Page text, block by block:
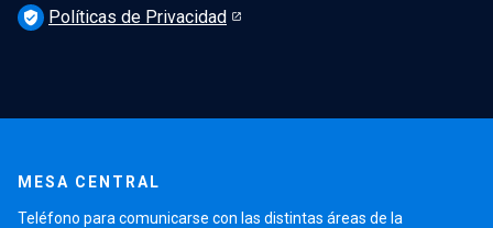
verified_user Políticas de Privacidad
MESA CENTRAL
Teléfono para comunicarse con las distintas áreas de la